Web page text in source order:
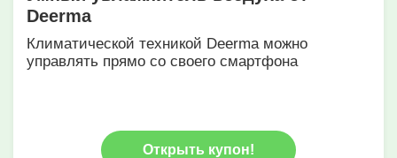
Deerma
Климатической техникой Deerma можно
управлять прямо со своего смартфона
Открыть купон!